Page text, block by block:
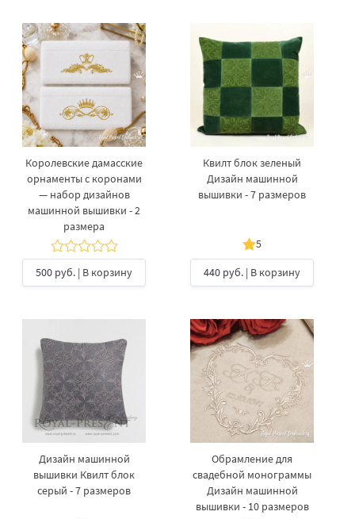
Королевские дамасские
орнаменты с коронами
— набор дизайнов
машинной вышивки - 2
размера
500 руб. | В корзину
Квилт блок зеленый
Дизайн машинной
вышивки - 7 размеров
5
440 руб. | В корзину
Дизайн машинной
вышивки Квилт блок
серый - 7 размеров
Обрамление для
свадебной монограммы
Дизайн машинной
вышивки - 10 размеров